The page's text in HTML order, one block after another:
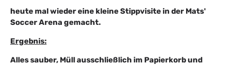
heute mal wieder eine kleine Stippvisite in der Mats'
Soccer Arena gemacht.
Ergebnis:
Alles sauber, Müll ausschließlich im Papierkorb und